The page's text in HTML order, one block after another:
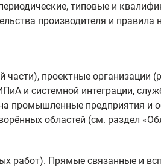
типовые и
производителя и правила
проектные организации
и системной интеграции,
промышленные предприятия и
областей (см. раздел
работ). Прямые связанные и